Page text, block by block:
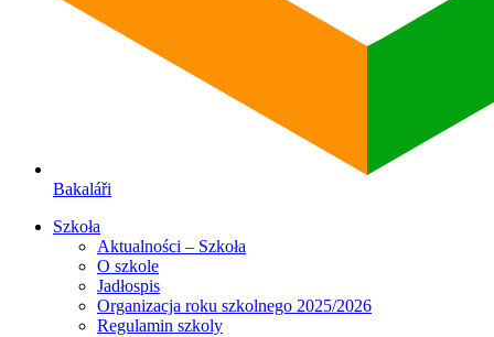
Bakaláři
Szkoła
Aktualności – Szkoła
O szkole
Jadłospis
Organizacja roku szkolnego 2025/2026
Regulamin szkoly